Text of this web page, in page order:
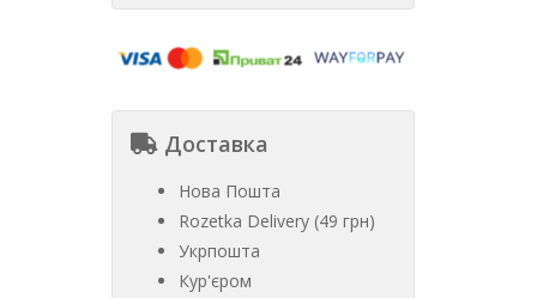
Доставка
Нова Пошта
Rozetka Delivery (49 грн)
Укрпошта
Кур'єром